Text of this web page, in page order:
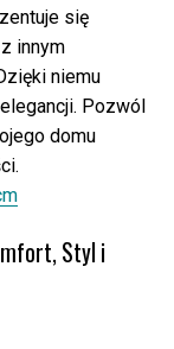
się
innym
niemu
Pozwól
domu
Styl i